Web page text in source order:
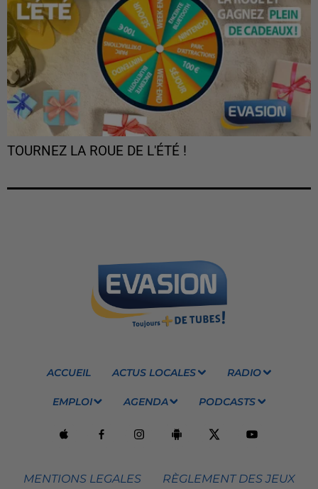
TOURNEZ LA ROUE DE L'ÉTÉ !
ACCUEIL ACTUS LOCALES RADIO
EMPLOI AGENDA PODCASTS
MENTIONS LEGALES RÈGLEMENT DES JEUX